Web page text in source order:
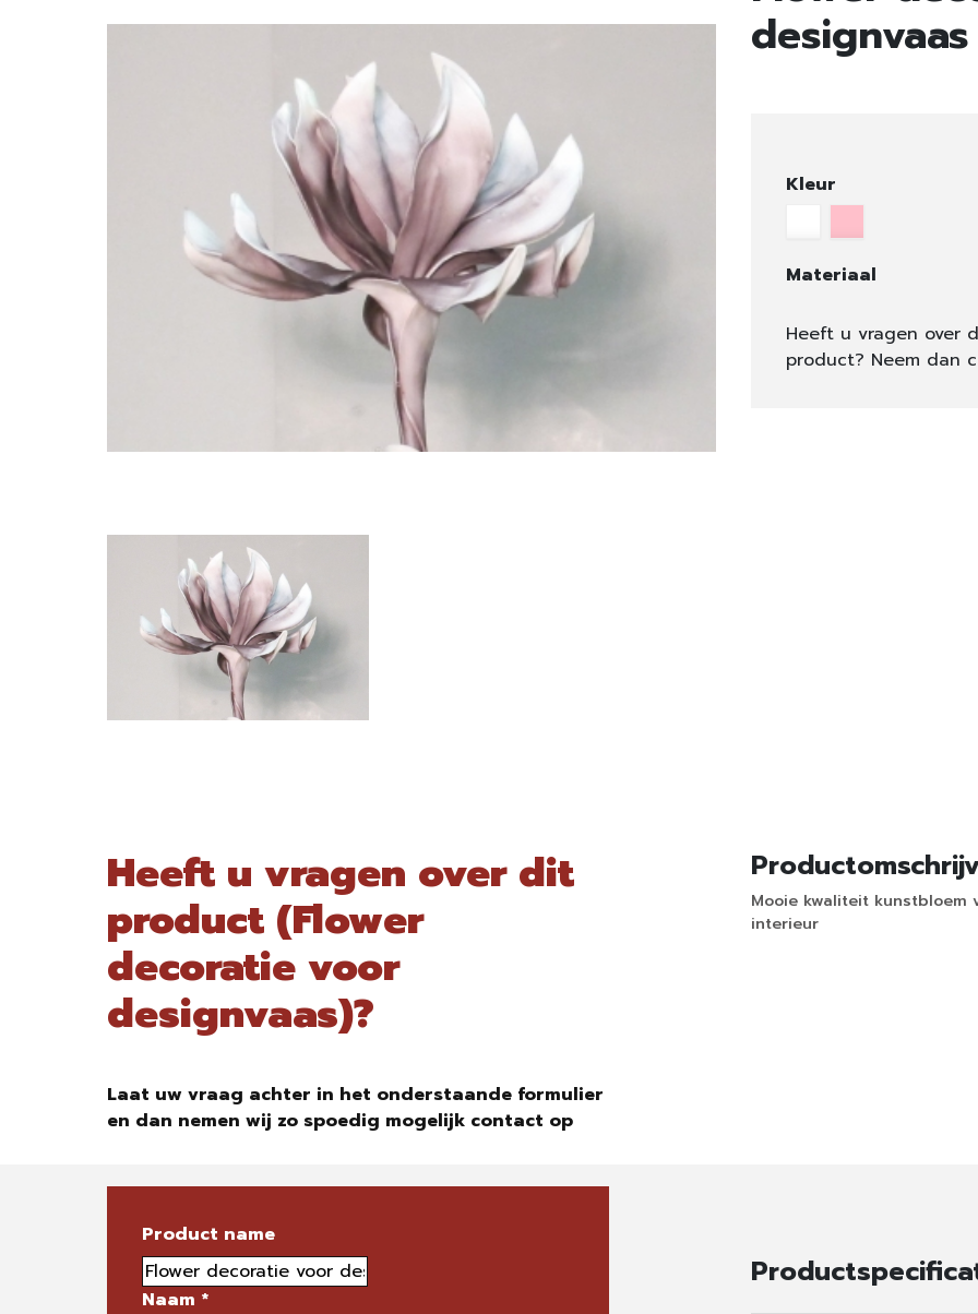
designvaas
Kleur
Materiaal
Heeft u vragen over
product? Neem dan
Heeft u vragen over dit
product (Flower
decoratie voor
designvaas)?
Laat uw vraag achter in het onderstaande formulier
en dan nemen wij zo spoedig mogelijk contact op
Product name
Naam *
Mooie kwaliteit kunstbloem
interieur